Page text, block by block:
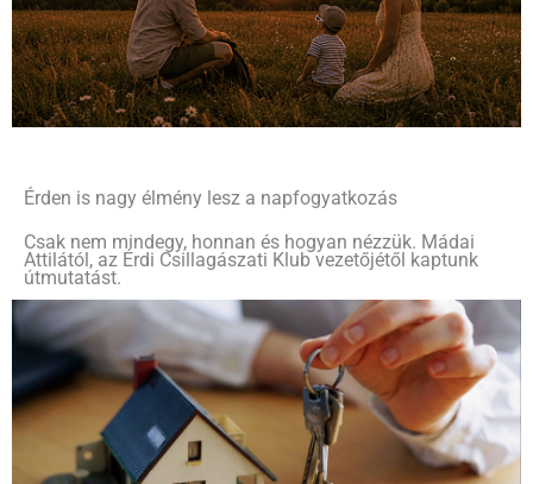
Érden is nagy élmény lesz a napfogyatkozás
Csak nem mindegy, honnan és hogyan nézzük. Mádai
Attilától, az Érdi Csillagászati Klub vezetőjétől kaptunk
útmutatást.